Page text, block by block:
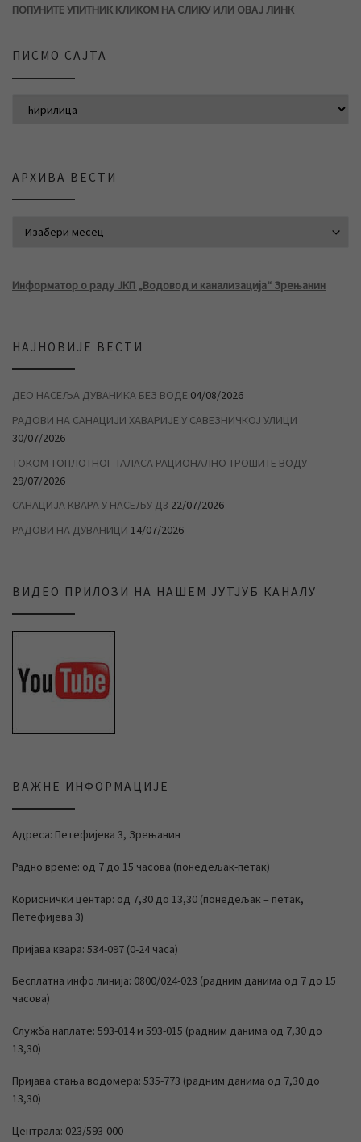
ПОПУНИТЕ УПИТНИК КЛИКОМ НА СЛИКУ ИЛИ ОВАЈ ЛИНК
ПИСМО САЈТА
АРХИВА ВЕСТИ
Информатор о раду ЈКП „Водовод и канализација“ Зрењанин
НАЈНОВИЈЕ ВЕСТИ
ДЕО НАСЕЉА ДУВАНИКА БЕЗ ВОДЕ 04/08/2026
РАДОВИ НА САНАЦИЈИ ХАВАРИЈЕ У САВЕЗНИЧКОЈ УЛИЦИ
30/07/2026
ТОКОМ ТОПЛОТНОГ ТАЛАСА РАЦИОНАЛНО ТРОШИТЕ ВОДУ
29/07/2026
САНАЦИЈА КВАРА У НАСЕЉУ Д3 22/07/2026
РАДОВИ НА ДУВАНИЦИ 14/07/2026
ВИДЕО ПРИЛОЗИ НА НАШЕМ ЈУТЈУБ КАНАЛУ
ВАЖНЕ ИНФОРМАЦИЈЕ
Адреса: Петефијева 3, Зрењанин
Радно време: од 7 до 15 часова (понедељак-петак)
Кориснички центар: од 7,30 до 13,30 (понедељак – петак,
Петефијева 3)
Пријава квара: 534-097 (0-24 часа)
Бесплатна инфо линија: 0800/024-023 (радним данима од 7 до 15
часова)
Служба наплате: 593-014 и 593-015 (радним данима од 7,30 до
13,30)
Пријава стања водомера: 535-773 (радним данима од 7,30 до
13,30)
Централа: 023/593-000